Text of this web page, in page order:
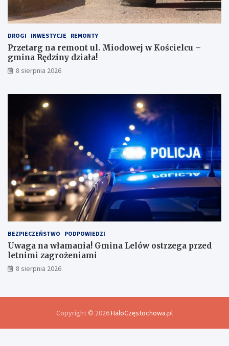
!
DROGI INWESTYCJE REMONTY
Przetarg na remont ul. Miodowej w Kościelcu –
gmina Rędziny działa!
8 sierpnia 2026
BEZPIECZEŃSTWO PODPOWIEDZI
Uwaga na włamania! Gmina Lelów ostrzega przed
letnimi zagrożeniami
8 sierpnia 2026
Copyright © 2026HaloCzęstochowa.pl